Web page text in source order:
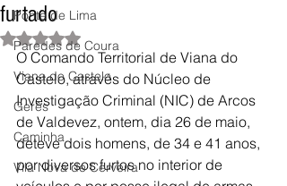
Ponte de Lima
Paredes de Coura
Viana do Castelo
Gerês
Caminha
Vila Nova de Cerveira
furtado
Avaliado com NaN de 5 estrelas.
O Comando Territorial de Viana do
Castelo, através do Núcleo de
Investigação Criminal (NIC) de Arcos
de Valdevez, ontem, dia 26 de maio,
deteve dois homens, de 34 e 41 anos,
por diversos furtos no interior de